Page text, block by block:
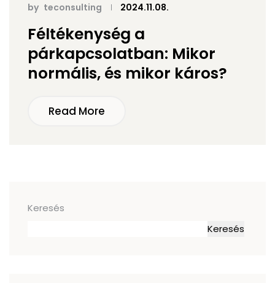
by teconsulting 2024.11.08.
Féltékenység a
párkapcsolatban: Mikor
normális, és mikor káros?
Read More
Keresés
Keresés